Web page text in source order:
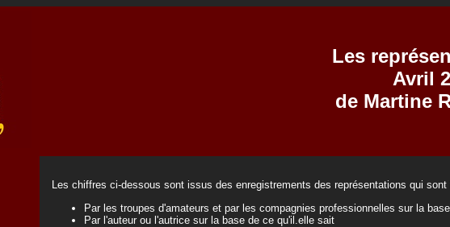
Les
Avril
de Martine
Les chiffres ci-dessous sont issus des enregistrements des représentations qui sont
Par les troupes d'amateurs et par les compagnies professionnelles sur la
Par l'auteur ou l'autrice sur la base de ce qu'il.elle sait